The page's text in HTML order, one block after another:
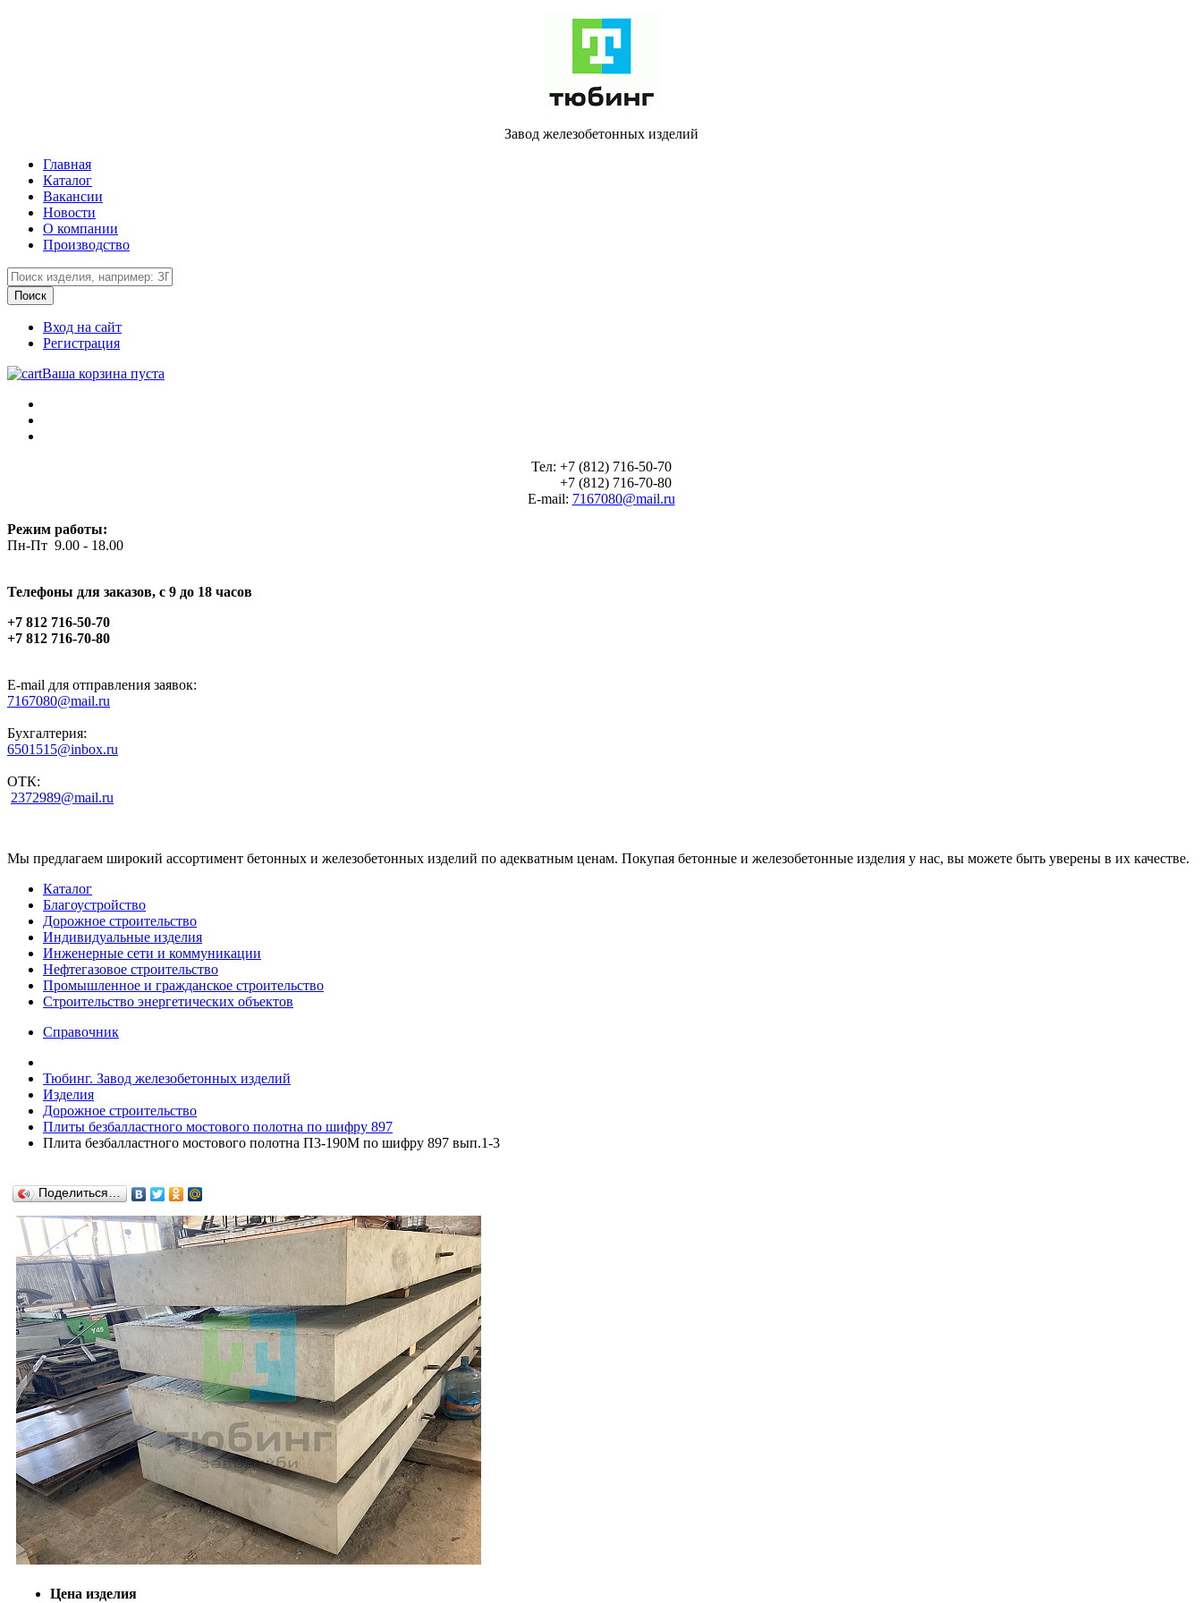
Завод железобетонных изделий
Главная
Каталог
Вакансии
Новости
О компании
Производство
Вход на сайт
Регистрация
Ваша корзина пуста
Тел: +7 (812) 716-50-70
+7 (812) 716-70-80
E-mail: 7167080@mail.ru
Режим работы:
Пн-Пт 9.00 - 18.00
Телефоны для заказов, c 9 до 18 часов
+7 812 716-50-70
+7 812 716-70-80
E-mail для отправления заявок:
7167080@mail.ru
Бухгалтерия:
6501515@inbox.ru
ОТК:
2372989@mail.ru
Мы предлагаем широкий ассортимент бетонных и железобетонных изделий по адекватным ценам. Покупая бетонные и железобетонные изделия у нас, вы можете быть уверены в их качестве.
Каталог
Благоустройство
Дорожное строительство
Индивидуальные изделия
Инженерные сети и коммуникации
Нефтегазовое строительство
Промышленное и гражданское строительство
Строительство энергетических объектов
Справочник
Тюбинг. Завод железобетонных изделий
Изделия
Дорожное строительство
Плиты безбалластного мостового полотна по шифру 897
Плита безбалластного мостового полотна П3-190М по шифру 897 вып.1-3
Поделиться…
Цена изделия